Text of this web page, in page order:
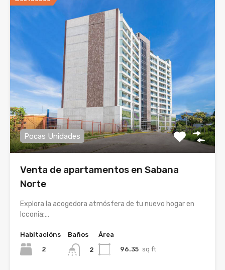
Pocas Unidades
Venta de apartamentos en Sabana
Norte
Explora la acogedora atmósfera de tu nuevo hogar en
Icconia:…
Habitacións
2
Baños
2
Área
96.35 sq ft